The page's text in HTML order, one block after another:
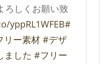
ろしくお願い致
yppRL1WFEB#
リー素材 #デザ
ました #フリー